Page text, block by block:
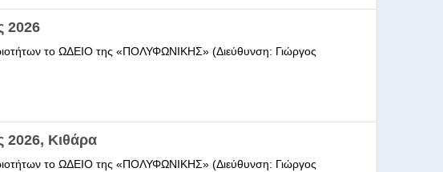
2026
το ΩΔΕΙΟ της «ΠΟΛΥΦΩΝΙΚΗΣ» (Διεύθυνση: Γιώργος
Κιθάρα
το ΩΔΕΙΟ της «ΠΟΛΥΦΩΝΙΚΗΣ» (Διεύθυνση: Γιώργος